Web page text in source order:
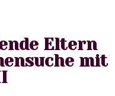
Eltern
mit